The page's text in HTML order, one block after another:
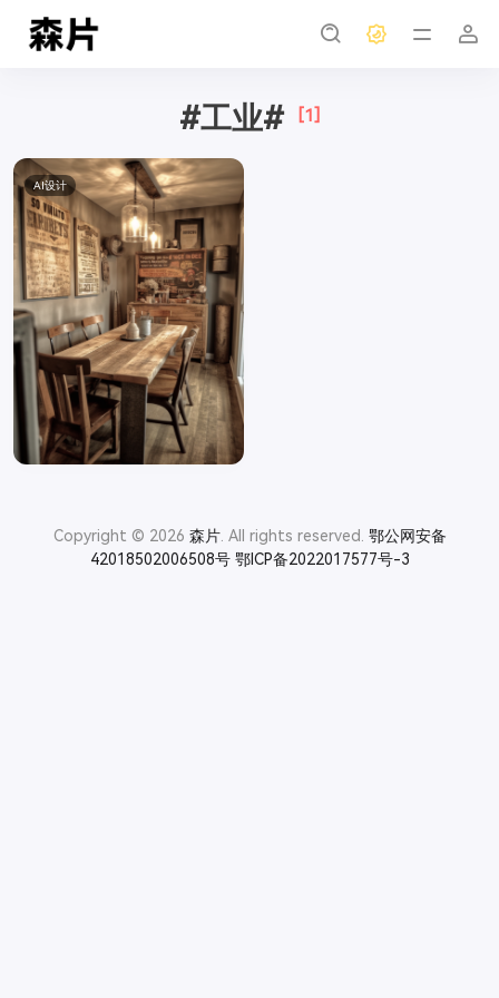
#工业# [1]
AI设计
Copyright © 2026 森片. All rights reserved. 鄂公网安备
42018502006508号 鄂ICP备2022017577号-3